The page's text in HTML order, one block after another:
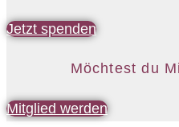
Jetzt spenden
Möchtest du
Mitglied werden